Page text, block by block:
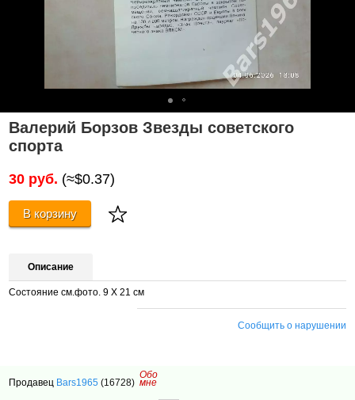
Валерий Борзов Звезды советского
спорта
30 руб. (≈$0.37)
В корзину
Описание
Состояние см.фото. 9 Х 21 см
Сообщить о нарушении
Продавец Bars1965 (16728)
Обо
мне